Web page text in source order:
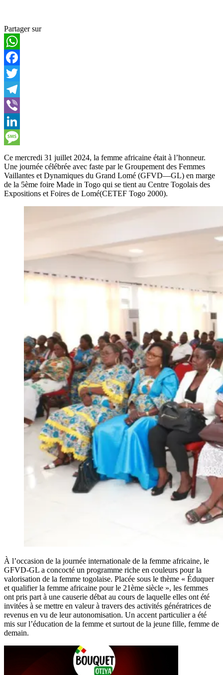
Partager sur
WhatsApp
Facebook
Twitter
Telegram
Viber
LinkedIn
Message
Ce mercredi 31 juillet 2024, la femme africaine était à l’honneur.
Une journée célébrée avec faste par le Groupement des Femmes
Vaillantes et Dynamiques du Grand Lomé (GFVD—GL) en marge
de la 5ème foire Made in Togo qui se tient au Centre Togolais des
Expositions et Foires de Lomé(CETEF Togo 2000).
À l’occasion de la journée internationale de la femme africaine, le
GFVD-GL a concocté un programme riche en couleurs pour la
valorisation de la femme togolaise. Placée sous le thème « Éduquer
et qualifier la femme africaine pour le 21ème siècle », les femmes
ont pris part à une causerie débat au cours de laquelle elles ont été
invitées à se mettre en valeur à travers des activités génératrices de
revenus en vu de leur autonomisation. Un accent particulier a été
mis sur l’éducation de la femme et surtout de la jeune fille, femme de
demain.